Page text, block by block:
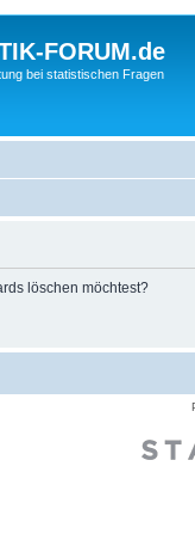
FORUM.de
bei statistischen Fragen
löschen möchtest?